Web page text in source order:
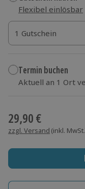
Flexibel einlösbar
1 Gutschein
1 Gutschein
1 Gutschein
Termin buchen
Aktuell an 1 Ort
29,90 €
zzgl. Versand (inkl.